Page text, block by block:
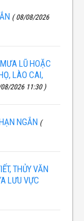
( 08/08/2026
LŨ HOẶC
LÀO CAI,
2026 11:30 )
NGẮN (
THỦY VĂN
LƯU VỰC